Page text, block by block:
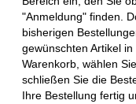
"Anmeldung" finden.
bisherigen
gewünschten Artikel
Warenkorb, wählen
schließen Sie die
Ihre Bestellung fertig